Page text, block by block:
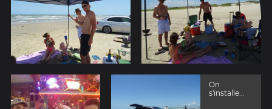
On
s'installe...